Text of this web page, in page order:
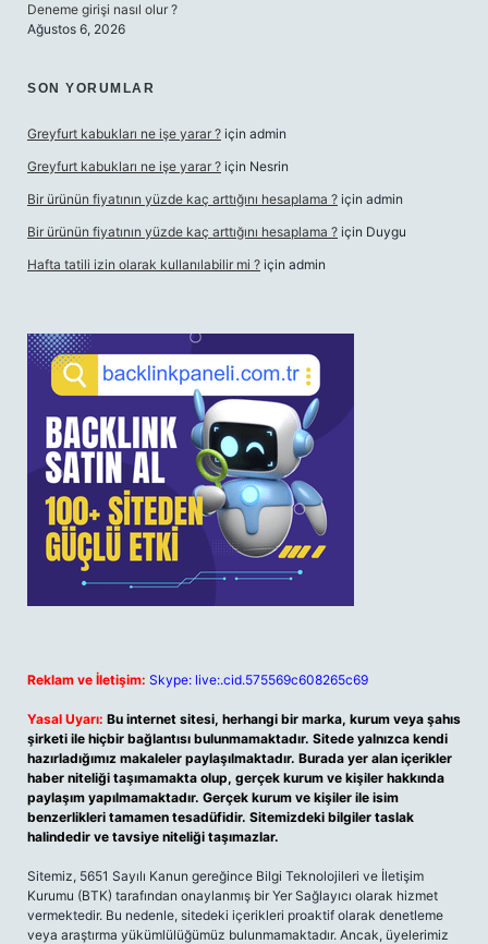
Deneme girişi nasıl olur ?
Ağustos 6, 2026
SON YORUMLAR
Greyfurt kabukları ne işe yarar ? için admin
Greyfurt kabukları ne işe yarar ? için Nesrin
Bir ürünün fiyatının yüzde kaç arttığını hesaplama ? için admin
Bir ürünün fiyatının yüzde kaç arttığını hesaplama ? için Duygu
Hafta tatili izin olarak kullanılabilir mi ? için admin
Reklam ve İletişim: Skype: live:.cid.575569c608265c69
Yasal Uyarı: Bu internet sitesi, herhangi bir marka, kurum veya şahıs
şirketi ile hiçbir bağlantısı bulunmamaktadır. Sitede yalnızca kendi
hazırladığımız makaleler paylaşılmaktadır. Burada yer alan içerikler
haber niteliği taşımamakta olup, gerçek kurum ve kişiler hakkında
paylaşım yapılmamaktadır. Gerçek kurum ve kişiler ile isim
benzerlikleri tamamen tesadüfidir. Sitemizdeki bilgiler taslak
halindedir ve tavsiye niteliği taşımazlar.
Sitemiz, 5651 Sayılı Kanun gereğince Bilgi Teknolojileri ve İletişim
Kurumu (BTK) tarafından onaylanmış bir Yer Sağlayıcı olarak hizmet
vermektedir. Bu nedenle, sitedeki içerikleri proaktif olarak denetleme
veya araştırma yükümlülüğümüz bulunmamaktadır. Ancak, üyelerimiz